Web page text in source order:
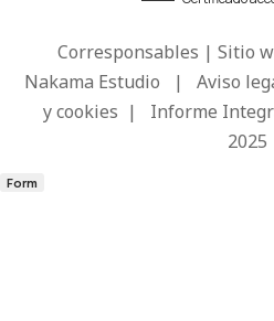
Corresponsables | Sitio
Nakama Estudio | Aviso
y cookies | Informe
2025
Form